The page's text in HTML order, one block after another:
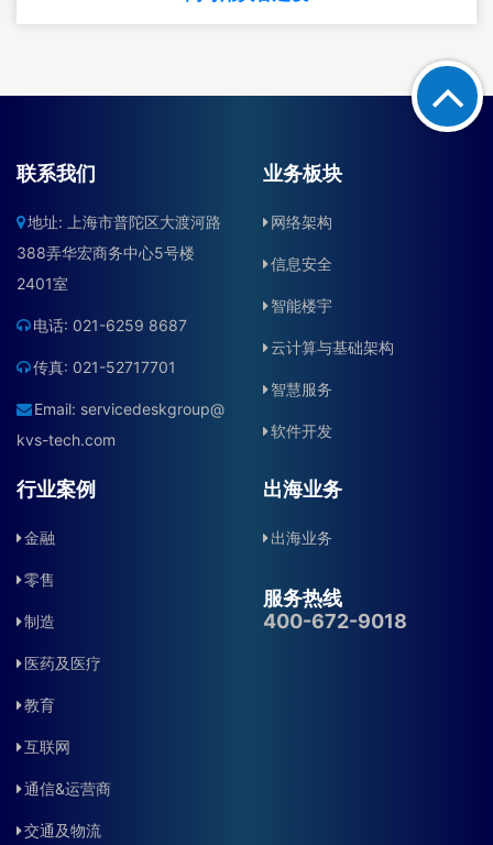
联系我们
地址: 上海市普陀区大渡河路
388弄华宏商务中心5号楼
2401室
电话: 021-6259 8687
传真: 021-52717701
Email: servicedeskgroup@
kvs-tech.com
业务板块
网络架构
信息安全
智能楼宇
云计算与基础架构
智慧服务
软件开发
行业案例
金融
零售
制造
医药及医疗
教育
互联网
通信&运营商
交通及物流
出海业务
出海业务
服务热线
400-672-9018